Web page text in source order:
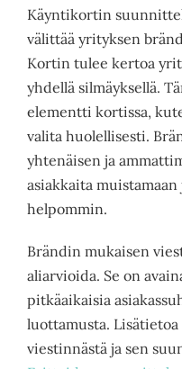
Käyntikortin
välittää yrityksen
Kortin tulee kertoa
yhdellä silmäyksellä.
elementti kortissa,
valita huolellisesti.
yhtenäisen ja
asiakkaita
helpommin.
Brändin mukaisen
aliarvioida. Se on
pitkäaikaisia
luottamusta.
viestinnästä ja sen